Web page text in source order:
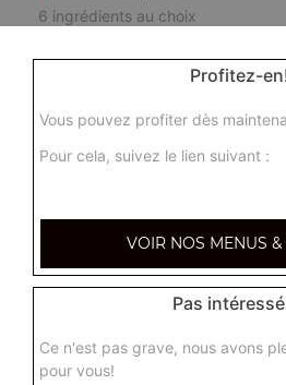
6 ingrédients au choix
Calzone à composer 34
6 ingrédients au choix
Profitez-
Vous pouvez profiter dès
Pour cela, suivez le lien suivant :
VOIR NOS MENUS
Pas
Ce n'est pas grave, nous avons
pour vous!